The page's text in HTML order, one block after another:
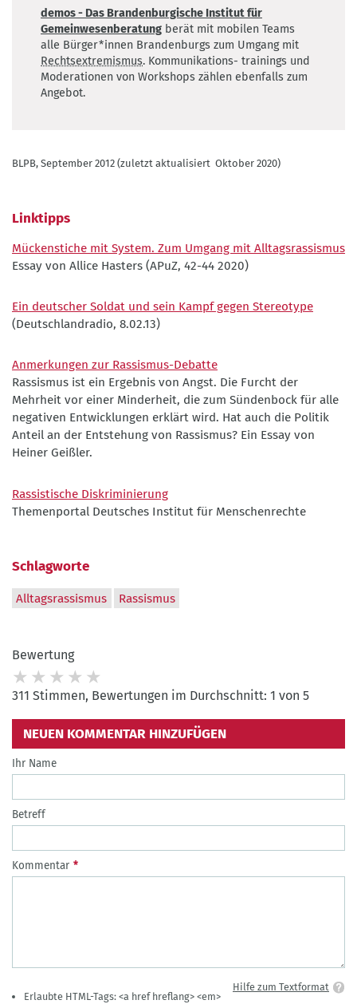
demos - Das Brandenburgische Institut für
Gemeinwesenberatung berät mit mobilen Teams
alle Bürger*innen Brandenburgs zum Umgang mit
Rechtsextremismus. Kommunikations- trainings und
Moderationen von Workshops zählen ebenfalls zum
Angebot.
BLPB, September 2012 (zuletzt aktualisiert Oktober 2020)
Linktipps
Mückenstiche mit System. Zum Umgang mit Alltagsrassismus
Essay von Allice Hasters (APuZ, 42-44 2020)
Ein deutscher Soldat und sein Kampf gegen Stereotype
(Deutschlandradio, 8.02.13)
Anmerkungen zur Rassismus-Debatte
Rassismus ist ein Ergebnis von Angst. Die Furcht der
Mehrheit vor einer Minderheit, die zum Sündenbock für alle
negativen Entwicklungen erklärt wird. Hat auch die Politik
Anteil an der Entstehung von Rassismus? Ein Essay von
Heiner Geißler.
Rassistische Diskriminierung
Themenportal Deutsches Institut für Menschenrechte
Schlagworte
Alltagsrassismus Rassismus
Bewertung
311 Stimmen, Bewertungen im Durchschnitt: 1 von 5
NEUEN KOMMENTAR HINZUFÜGEN
Ihr Name
Betreff
Kommentar
Hilfe zum Textformat
Erlaubte HTML-Tags: <a href hreflang> <em>